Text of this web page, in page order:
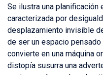
Se ilustra una
caracterizada por
desplazamiento invisible
de ser un espacio pensado
convierte en una máquina
distopía susurra una